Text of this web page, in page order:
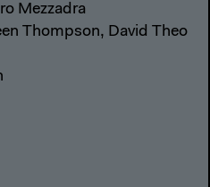
Mezzadra
Thompson, David Theo